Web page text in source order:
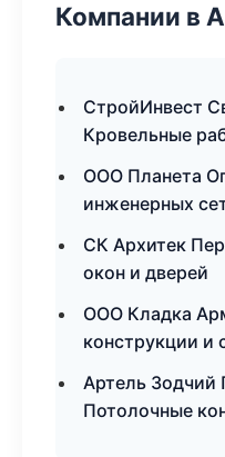
Компании в
СтройИнвест
Кровельные
ООО Планета
инженерных
СК Архитек
окон и дверей
ООО Кладка
конструкции и
Артель
Потолочные